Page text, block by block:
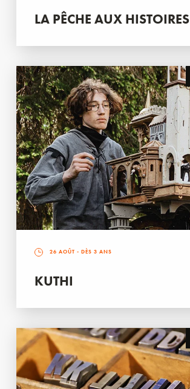
LA PÊCHE AUX HISTOIRES
26 AOÛT - DÈS 3 ANS
KUTHI